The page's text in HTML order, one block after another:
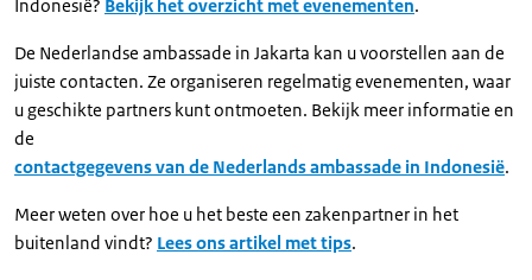
Indonesië? Bekijk het overzicht met evenementen.
De Nederlandse ambassade in Jakarta kan u voorstellen aan de
juiste contacten. Ze organiseren regelmatig evenementen, waar
u geschikte partners kunt ontmoeten. Bekijk meer informatie en
de
contactgegevens van de Nederlands ambassade in Indonesië.
Meer weten over hoe u het beste een zakenpartner in het
buitenland vindt? Lees ons artikel met tips.